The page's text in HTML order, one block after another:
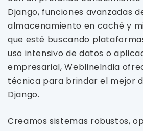
Django, funciones avanzadas
almacenamiento en caché y
que esté buscando
uso intensivo de datos o
empresarial, WeblineIndia
técnica para brindar el mejor
Django.
Creamos sistemas robustos,